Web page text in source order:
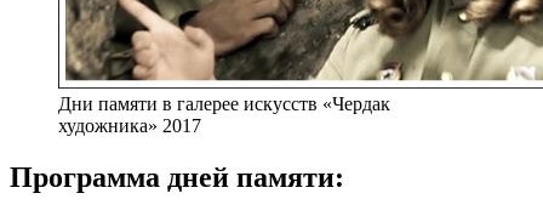
Дни памяти в галерее искусств «Чердак
художника» 2017
Программа дней памяти: